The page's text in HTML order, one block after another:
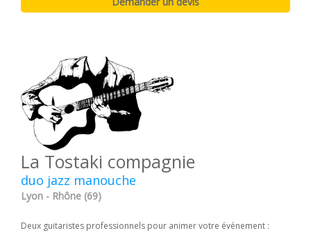
La Tostaki compagnie
duo jazz manouche
Lyon - Rhône (69)
Deux guitaristes professionnels pour animer votre événement :